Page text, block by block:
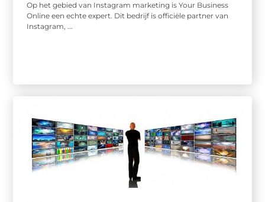
Op het gebied van Instagram marketing is Your Business
Online een echte expert. Dit bedrijf is officiële partner van
Instagram, ...